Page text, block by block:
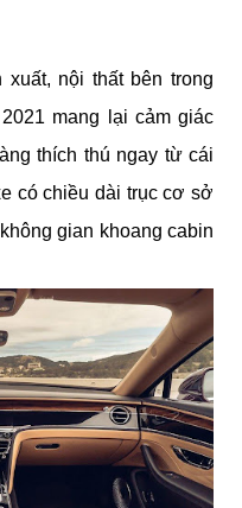
nội thất bên trong
mang lại cảm giác
thích thú ngay từ cái
có chiều dài trục cơ sở
gian khoang cabin